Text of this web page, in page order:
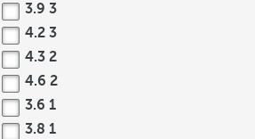
3.9 3
4.2 3
4.3 2
4.6 2
3.6 1
3.8 1